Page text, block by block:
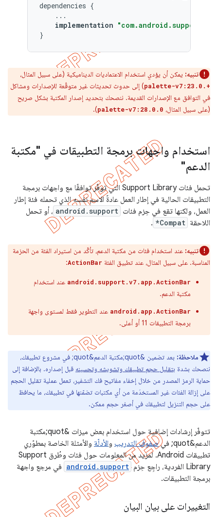
dependencies {
...
implementation
}
تنبيه: يمكن أن يؤدي استخدام الاعتماديات الديناميكية (على سبيل المثال،
palette-v7:23.0.+) إلى حدوث تحديثات غير متوقّعة للإصدارات ومشاكل
في التوافق مع الإصدارات القديمة. ننصحك بتحديد إصدار المكتبة بشكل صريح
(على سبيل المثال، palette-v7:28.0.0
).
استخدام واجهات برمجة التطبيقات في "مكتبة
الدعم"
تحمل فئات Support Library التي توفّر توافقًا مع واجهات برمجة
التطبيقات الحالية في إطار العمل عادةً الاسم نفسه الذي تحمله فئة إطار
العمل، ولكنها تقع في حِزم فئات android.support ، أو تحمل
اللاحقة *Compat
.
تنبيه: عند استخدام فئات من مكتبة الدعم، تأكَّد من استيراد الفئة من الحزمة
المناسبة. على سبيل المثال، عند تطبيق الفئة ActionBar
:
android.support.v7.app.ActionBar عند استخدام
مكتبة الدعم.
android.app.ActionBar عند التطوير فقط لمستوى واجهة
برمجة التطبيقات 11 أو أعلى.
ملاحظة:
بعد تضمين &quot;مكتبة الدعم&quot; في مشروع تطبيقك،
ننصحك بشدة بتقليل حجم تطبيقك وتشويشه وتحسينه قبل إصداره. بالإضافة إلى
حماية الرمز المصدر من خلال إخفاء مفاتيح فك التشفير، تعمل عملية تقليل الحجم
على إزالة الفئات غير المستخدَمة من أي مكتبات تضمّنها في تطبيقك، ما يحافظ
على حجم التنزيل لتطبيقك في أصغر حجم ممكن.
تتوفّر إرشادات إضافية حول استخدام بعض ميزات &quot;مكتبة
الدعم&quot; في
صفوف التدريب والأدلّة والأمثلة الخاصة بمطوّري
تطبيقات Android. لمزيد من المعلومات حول فئات وطُرق Support
Library الفردية، راجِع حِزم
android.support في مرجع واجهة
برمجة التطبيقات.
التغييرات على بيان البيان